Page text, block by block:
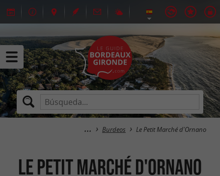
Burdeos Le Petit Marché d'Ornano
Le Petit Marché d'Ornano